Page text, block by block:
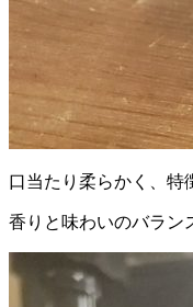
口当たり柔らかく、特
香りと味わいのバラン